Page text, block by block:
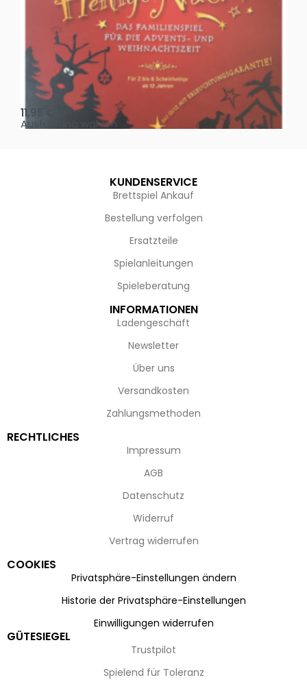
Oh, heilige Nacht!
11,95
Ausführung wählen
KUNDENSERVICE
Brettspiel Ankauf
Bestellung verfolgen
Ersatzteile
Spielanleitungen
Spieleberatung
INFORMATIONEN
Ladengeschäft
Newsletter
Über uns
Versandkosten
Zahlungsmethoden
RECHTLICHES
Impressum
AGB
Datenschutz
Widerruf
Vertrag widerrufen
COOKIES
Privatsphäre-Einstellungen ändern
Historie der Privatsphäre-Einstellungen
Einwilligungen widerrufen
GÜTESIEGEL
Trustpilot
Spielend für Toleranz